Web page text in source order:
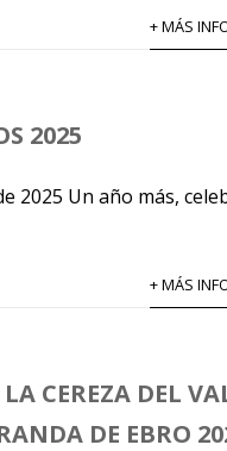
+ MÁS
2025
2025 Un año más,
+ MÁS
CEREZA DEL
DE EBRO